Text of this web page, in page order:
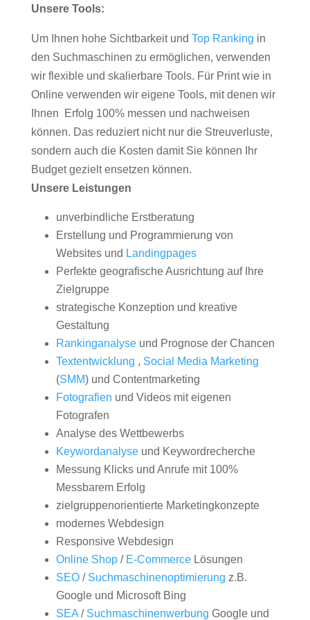
Unsere Tools:
Um Ihnen hohe Sichtbarkeit und Top Ranking in
den Suchmaschinen zu ermöglichen, verwenden
wir flexible und skalierbare Tools. Für Print wie in
Online verwenden wir eigene Tools, mit denen wir
Ihnen Erfolg 100% messen und nachweisen
können. Das reduziert nicht nur die Streuverluste,
sondern auch die Kosten damit Sie können Ihr
Budget gezielt ensetzen können.
Unsere Leistungen
unverbindliche Erstberatung
Erstellung und Programmierung von
Websites und Landingpages
Perfekte geografische Ausrichtung auf Ihre
Zielgruppe
strategische Konzeption und kreative
Gestaltung
Rankinganalyseund Prognose der Chancen
Textentwicklung , Social Media Marketing
(SMM) und Contentmarketing
Fotografien und Videos mit eigenen
Fotografen
Analyse des Wettbewerbs
Keywordanalyseund Keywordrecherche
Messung Klicks und Anrufe mit 100%
Messbarem Erfolg
zielgruppenorientierte Marketingkonzepte
modernes Webdesign
Responsive Webdesign
Online Shop/ E-CommerceLösungen
SEO/ Suchmaschinenoptimierung z.B.
Google und Microsoft Bing
SEA/ Suchmaschinenwerbung Google und